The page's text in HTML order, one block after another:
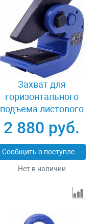
Захват для
горизонтального
подъема листового
металла 2 т LB DHQ-
2.0
2 880 руб.
Сообщить о поступлении
Нет в наличии